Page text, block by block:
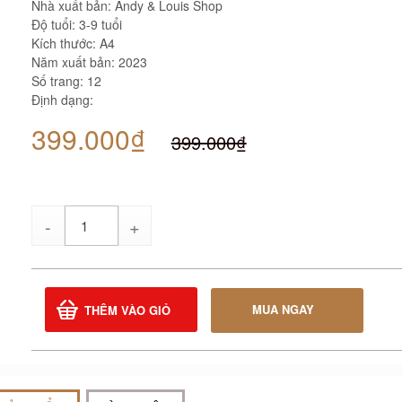
Nhà xuất bản: Andy & Louis Shop
Độ tuổi: 3-9 tuổi
Kích thước: A4
Năm xuất bản: 2023
Số trang: 12
Định dạng:
399.000₫ 399.000₫
lượng
THÊM VÀO GIỎ MUA NGAY